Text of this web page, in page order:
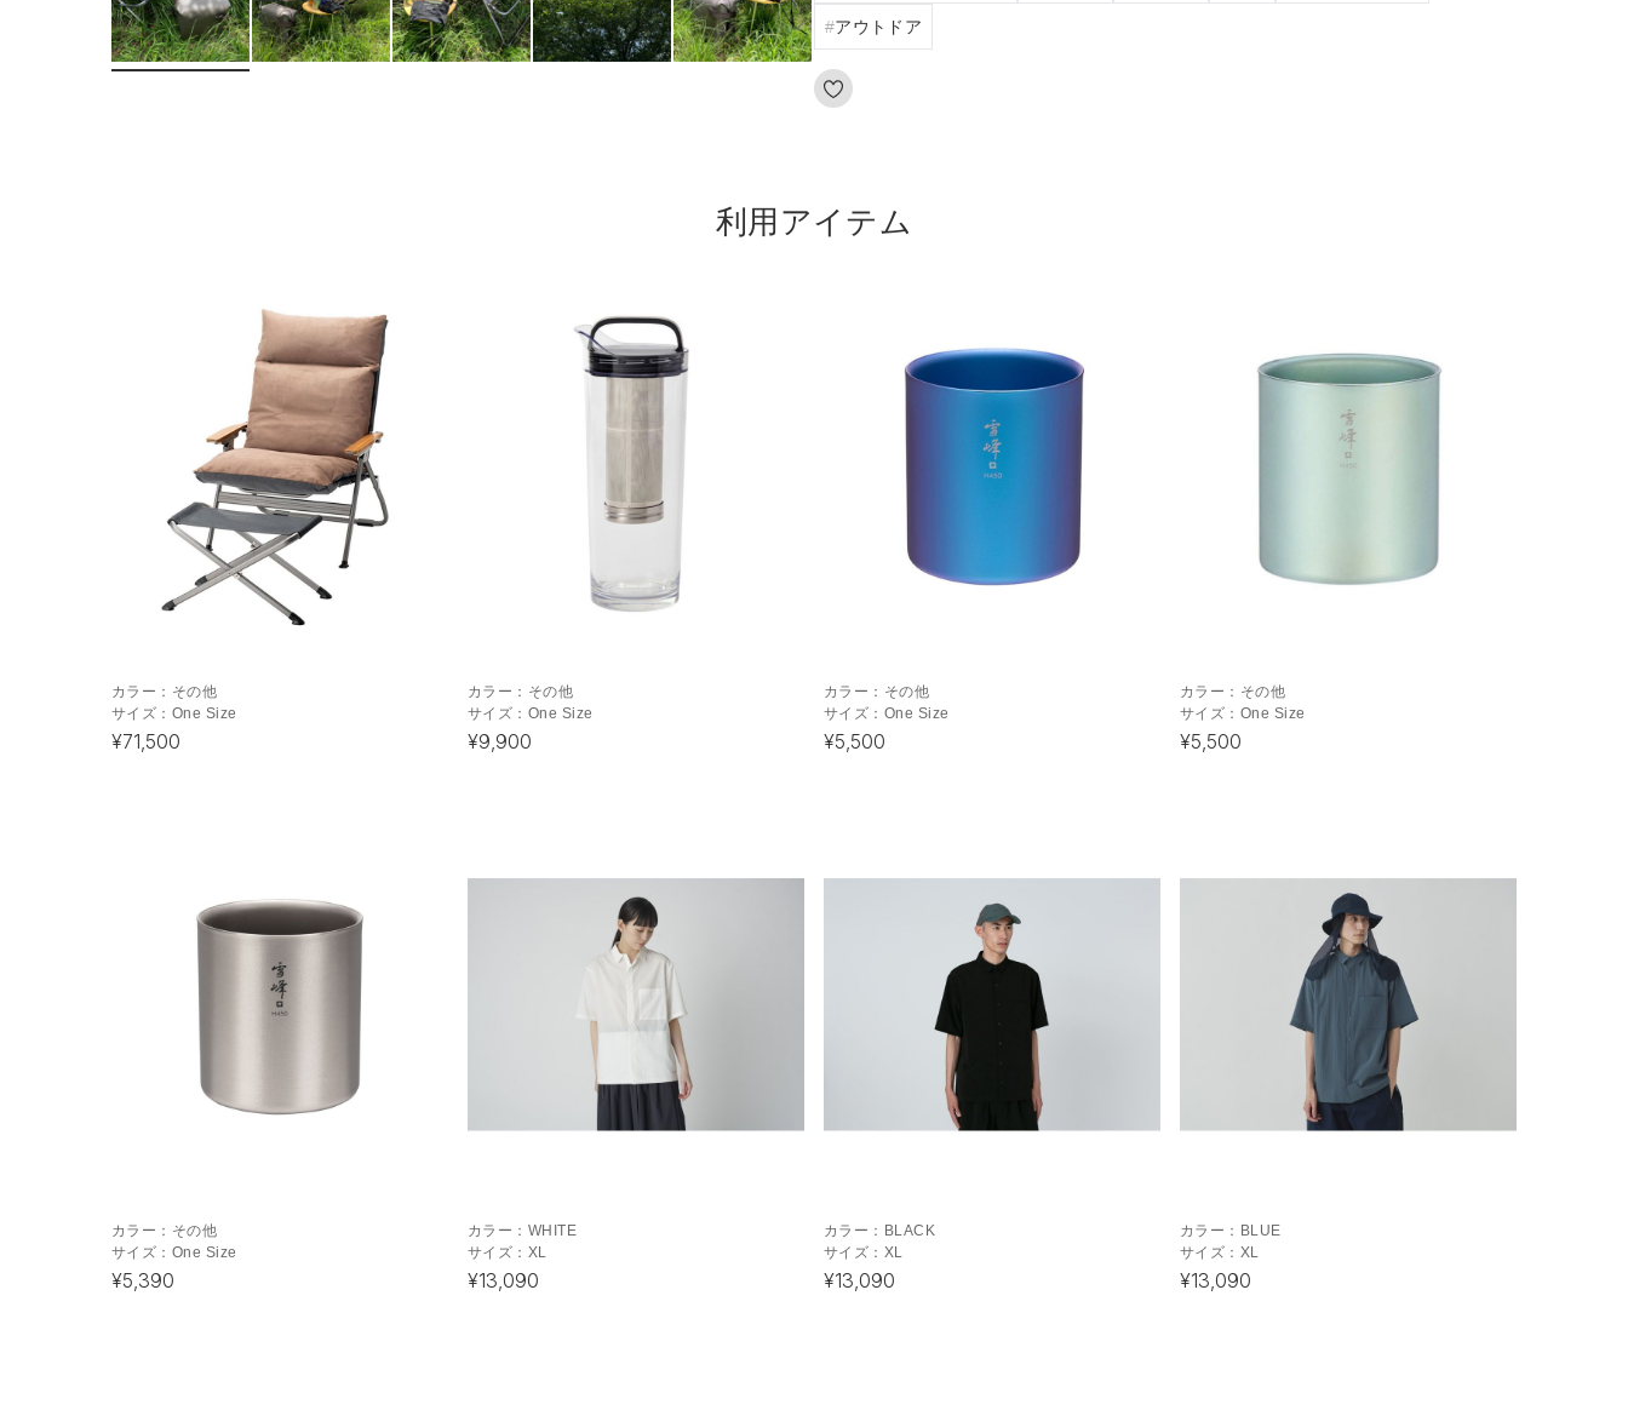
アウトドア
利用アイテム
カラー： その他
サイズ： One Size
¥71,500
カラー： その他
サイズ： One Size
¥9,900
カラー： その他
サイズ： One Size
¥5,500
カラー： その他
サイズ： One Size
¥5,500
カラー： その他
サイズ： One Size
¥5,390
カラー： WHITE
サイズ： XL
¥13,090
カラー： BLACK
サイズ： XL
¥13,090
カラー： BLUE
サイズ： XL
¥13,090